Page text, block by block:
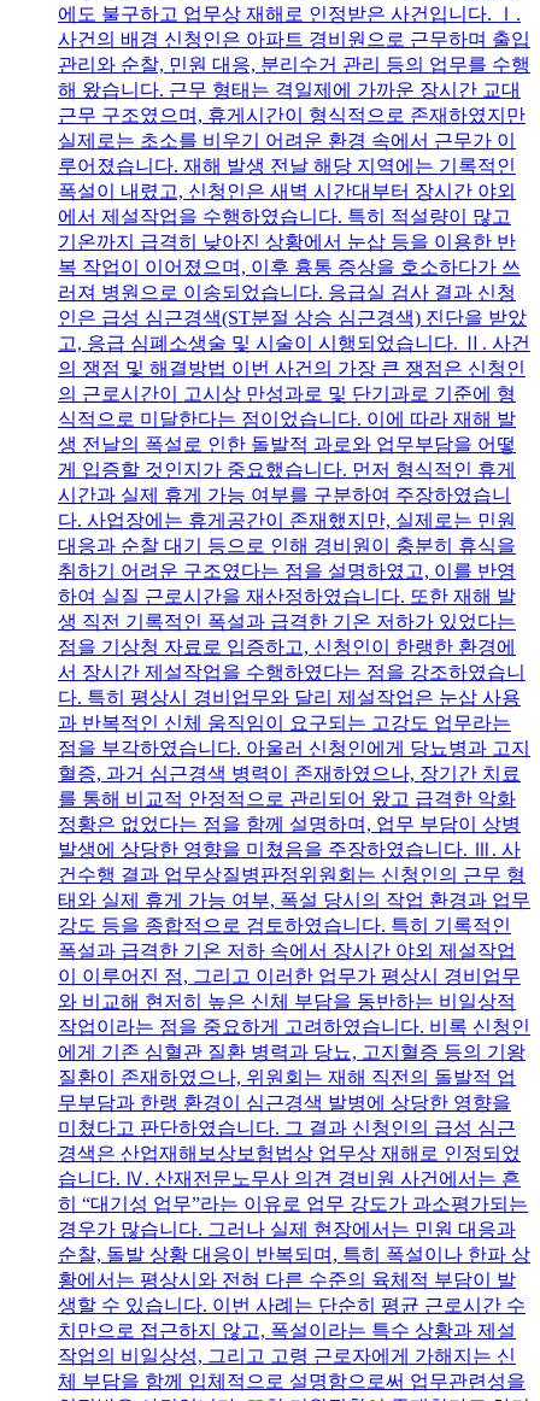
에도 불구하고 업무상 재해로 인정받은 사건입니다. Ⅰ.
사건의 배경 신청인은 아파트 경비원으로 근무하며 출입
관리와 순찰, 민원 대응, 분리수거 관리 등의 업무를 수행
해 왔습니다. 근무 형태는 격일제에 가까운 장시간 교대
근무 구조였으며, 휴게시간이 형식적으로 존재하였지만
실제로는 초소를 비우기 어려운 환경 속에서 근무가 이
루어졌습니다. 재해 발생 전날 해당 지역에는 기록적인
폭설이 내렸고, 신청인은 새벽 시간대부터 장시간 야외
에서 제설작업을 수행하였습니다. 특히 적설량이 많고
기온까지 급격히 낮아진 상황에서 눈삽 등을 이용한 반
복 작업이 이어졌으며, 이후 흉통 증상을 호소하다가 쓰
러져 병원으로 이송되었습니다. 응급실 검사 결과 신청
인은 급성 심근경색(ST분절 상승 심근경색) 진단을 받았
고, 응급 심폐소생술 및 시술이 시행되었습니다. Ⅱ. 사건
의 쟁점 및 해결방법 이번 사건의 가장 큰 쟁점은 신청인
의 근로시간이 고시상 만성과로 및 단기과로 기준에 형
식적으로 미달한다는 점이었습니다. 이에 따라 재해 발
생 전날의 폭설로 인한 돌발적 과로와 업무부담을 어떻
게 입증할 것인지가 중요했습니다. 먼저 형식적인 휴게
시간과 실제 휴게 가능 여부를 구분하여 주장하였습니
다. 사업장에는 휴게공간이 존재했지만, 실제로는 민원
대응과 순찰 대기 등으로 인해 경비원이 충분히 휴식을
취하기 어려운 구조였다는 점을 설명하였고, 이를 반영
하여 실질 근로시간을 재산정하였습니다. 또한 재해 발
생 직전 기록적인 폭설과 급격한 기온 저하가 있었다는
점을 기상청 자료로 입증하고, 신청인이 한랭한 환경에
서 장시간 제설작업을 수행하였다는 점을 강조하였습니
다. 특히 평상시 경비업무와 달리 제설작업은 눈삽 사용
과 반복적인 신체 움직임이 요구되는 고강도 업무라는
점을 부각하였습니다. 아울러 신청인에게 당뇨병과 고지
혈증, 과거 심근경색 병력이 존재하였으나, 장기간 치료
를 통해 비교적 안정적으로 관리되어 왔고 급격한 악화
정황은 없었다는 점을 함께 설명하며, 업무 부담이 상병
발생에 상당한 영향을 미쳤음을 주장하였습니다. Ⅲ. 사
건수행 결과 업무상질병판정위원회는 신청인의 근무 형
태와 실제 휴게 가능 여부, 폭설 당시의 작업 환경과 업무
강도 등을 종합적으로 검토하였습니다. 특히 기록적인
폭설과 급격한 기온 저하 속에서 장시간 야외 제설작업
이 이루어진 점, 그리고 이러한 업무가 평상시 경비업무
와 비교해 현저히 높은 신체 부담을 동반하는 비일상적
작업이라는 점을 중요하게 고려하였습니다. 비록 신청인
에게 기존 심혈관 질환 병력과 당뇨, 고지혈증 등의 기왕
질환이 존재하였으나, 위원회는 재해 직전의 돌발적 업
무부담과 한랭 환경이 심근경색 발병에 상당한 영향을
미쳤다고 판단하였습니다. 그 결과 신청인의 급성 심근
경색은 산업재해보상보험법상 업무상 재해로 인정되었
습니다. Ⅳ. 산재전문노무사 의견 경비원 사건에서는 흔
히 “대기성 업무”라는 이유로 업무 강도가 과소평가되는
경우가 많습니다. 그러나 실제 현장에서는 민원 대응과
순찰, 돌발 상황 대응이 반복되며, 특히 폭설이나 한파 상
황에서는 평상시와 전혀 다른 수준의 육체적 부담이 발
생할 수 있습니다. 이번 사례는 단순히 평균 근로시간 수
치만으로 접근하지 않고, 폭설이라는 특수 상황과 제설
작업의 비일상성, 그리고 고령 근로자에게 가해지는 신
체 부담을 함께 입체적으로 설명함으로써 업무관련성을